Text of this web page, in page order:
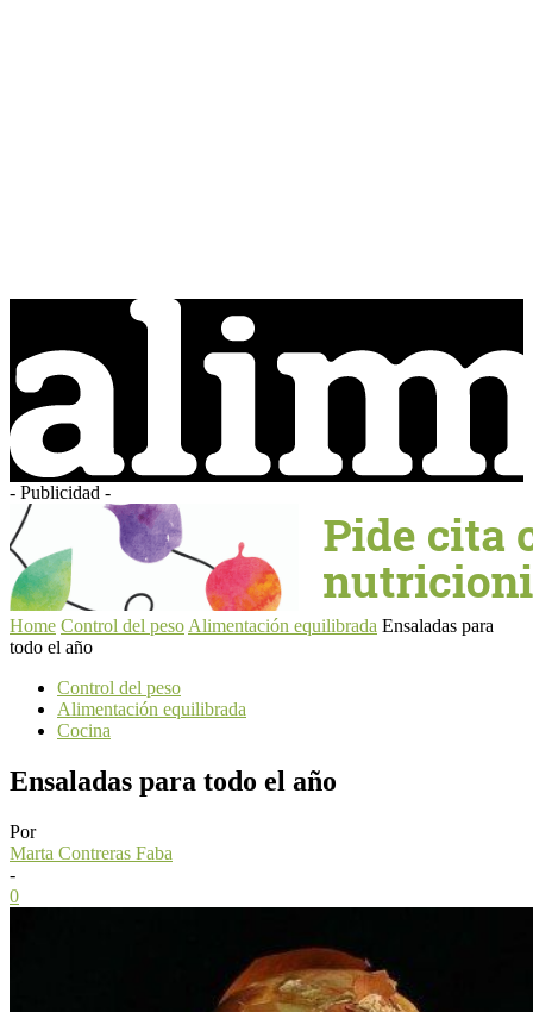
- Publicidad -
Home Control del peso Alimentación equilibrada Ensaladas para
todo el año
Control del peso
Alimentación equilibrada
Cocina
Ensaladas para todo el año
Por
Marta Contreras Faba
-
0